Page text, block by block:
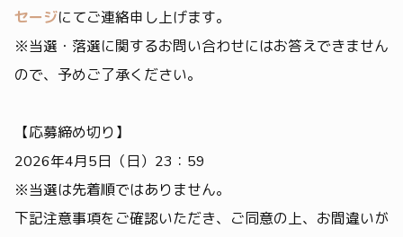
セージにてご連絡申し上げます。
※当選・落選に関するお問い合わせにはお答えできません
ので、予めご了承ください。
【応募締め切り】
2026年4月5日（日）23：59
※当選は先着順ではありません。
下記注意事項をご確認いただき、ご同意の上、お間違いが